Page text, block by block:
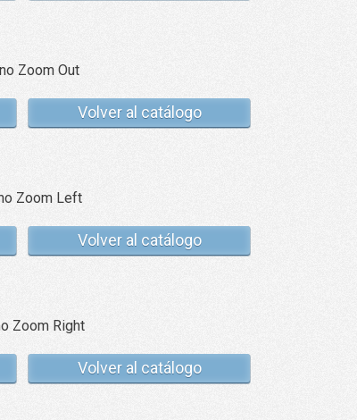
Volver al catálogo
Volver al catálogo
Volver al catálogo